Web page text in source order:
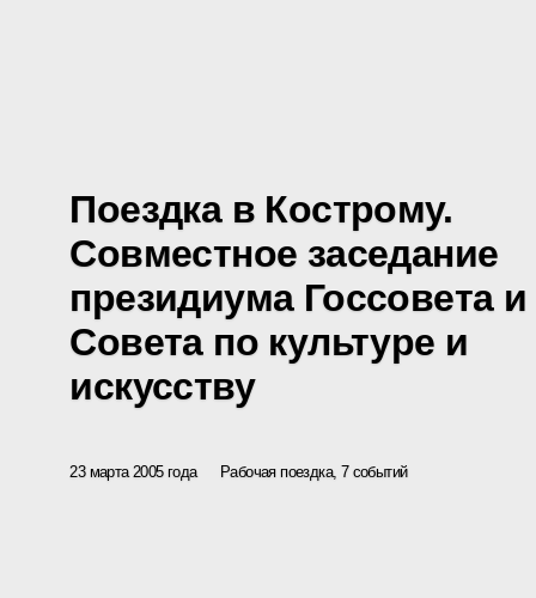
Поездка в Кострому.
Совместное заседание
президиума Госсовета и
Совета по культуре и
искусству
23 марта 2005 года Рабочая поездка, 7 событий